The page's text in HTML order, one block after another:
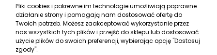
Zakupy
Pomoc
Moje konto
Pliki cookies i pokrewne im technologie umożliwiają poprawne
działanie strony i pomagają nam dostosować ofertę do
Twoich potrzeb. Możesz zaakceptować wykorzystanie przez
nas wszystkich tych plików i przejść do sklepu lub dostosować
użycie plików do swoich preferencji, wybierając opcję "Dostosuj
zgody".